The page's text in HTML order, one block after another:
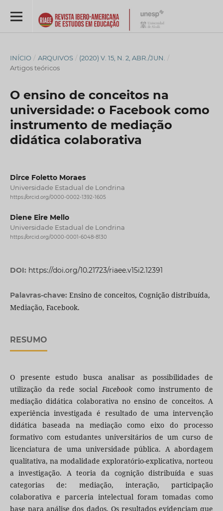
INÍCIO / ARQUIVOS / (2020) V. 15, N. 2, ABR./JUN.
/
Artigos teóricos
O ensino de conceitos na
universidade: o Facebook como
instrumento de mediação
didática colaborativa
Dirce Foletto Moraes
Universidade Estadual de Londrina
https://orcid.org/0000-0002-1392-1605
Diene Eire Mello
Universidade Estadual de Londrina
https://orcid.org/0000-0001-6048-8130
DOI: https://doi.org/10.21723/riaee.v15i2.12391
Palavras-chave: Ensino de conceitos, Cognição distribuída,
Mediação, Facebook.
RESUMO
O presente estudo busca analisar as possibilidades de
utilização da rede social Facebookcomo instrumento de
mediação didática colaborativa no ensino de conceitos. A
experiência investigada é resultado de uma intervenção
didática baseada na mediação como eixo do processo
formativo com estudantes universitários de um curso de
licenciatura de uma universidade pública. A abordagem
qualitativa, na modalidade exploratório-explicativa, norteou
a investigação. A teoria da cognição distribuída e suas
categorias de: mediação, interação, participação
colaborativa e parceria intelectual foram tomadas como
base para análise dos dados. Os resultados evidenciam que